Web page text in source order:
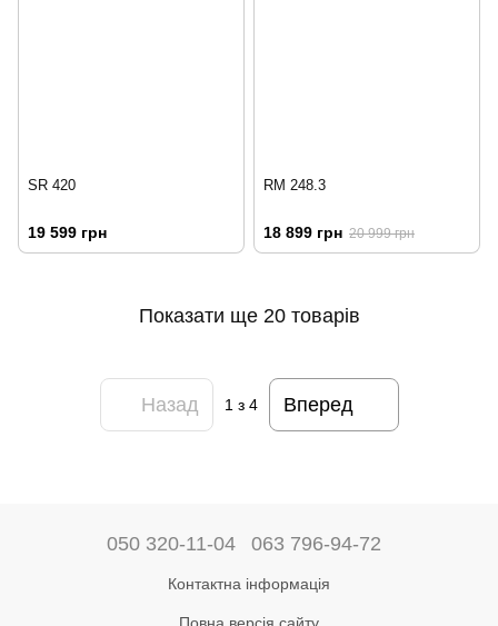
SR 420
19 599 грн
RM 248.3
18 899 грн 20 999 грн
Показати ще 20 товарів
Назад 1з 4 Вперед
050 320-11-04 063 796-94-72
Контактна інформація
Повна версія сайту